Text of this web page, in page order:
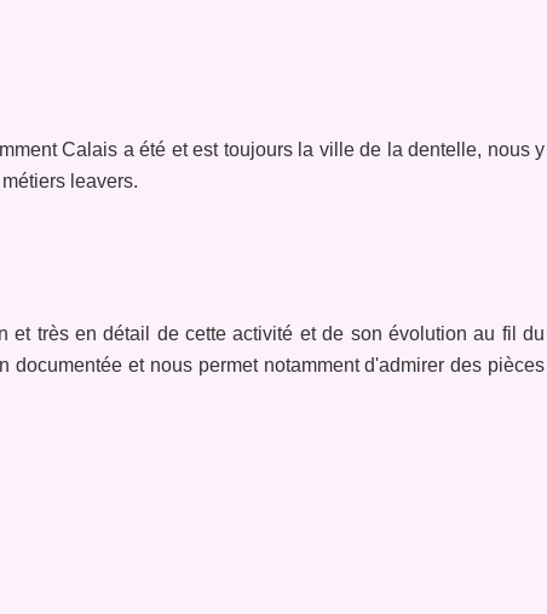
Calais a été et est toujours la ville de la dentelle, nous y
leavers.
et très en détail de cette activité et de son évolution au fil du
documentée et nous permet notamment d'admirer des pièces